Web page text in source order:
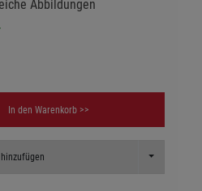
Abbildungen
In den Warenkorb >>
Toggle